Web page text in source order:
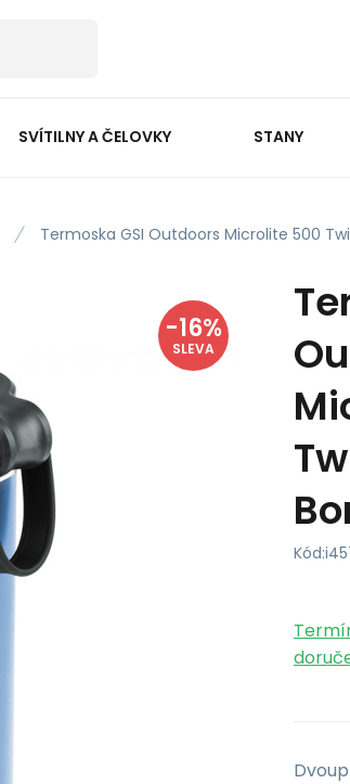
SVÍTILNY A ČELOVKY STANY
Termoska GSI Outdoors Microlite 500
-16%
SLEVA
Kód: